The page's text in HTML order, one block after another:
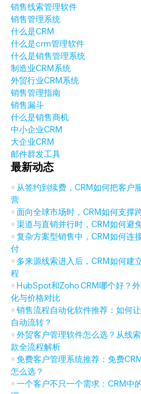
销售线索管理软件
销售管理系统
什么是CRM
什么是crm管理软件
什么是销售管理系统
制造业CRM系统
外贸行业CRM系统
销售管理指南
销售漏斗
什么是销售商机
中小企业CRM
大企业CRM
邮件群发工具
最新动态
从签约到续费，CRM如何把客户
营
面向全球市场时，CRM如何支撑
渠道与直销并行时，CRM如何避
复杂方案型销售中，CRM如何连
付
多来源线索进入后，CRM如何建
程
HubSpot和Zoho CRM哪个好？
化与价格对比
销售流程自动化软件推荐：如何
自动流转？
外贸客户管理软件怎么选？从线
款全流程解析
免费客户管理系统推荐：免费
怎么选？
一个客户不只一个需求：CRM中